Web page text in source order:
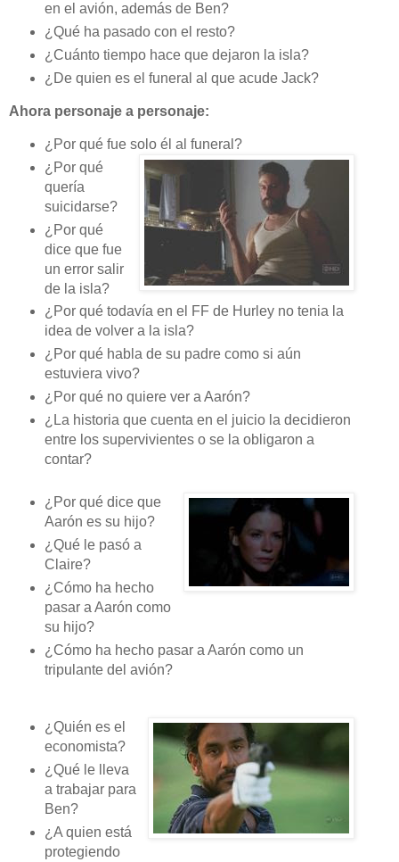
en el avión, además de Ben?
¿Qué ha pasado con el resto?
¿Cuánto tiempo hace que dejaron la isla?
¿De quien es el funeral al que acude Jack?
Ahora personaje a personaje:
¿Por qué fue solo él al funeral?
¿Por qué
quería
suicidarse?
¿Por qué
dice que fue
un error salir
de la isla?
¿Por qué todavía en el FF de Hurley no tenia la
idea de volver a la isla?
¿Por qué habla de su padre como si aún
estuviera vivo?
¿Por qué no quiere ver a Aarón?
¿La historia que cuenta en el juicio la decidieron
entre los supervivientes o se la obligaron a
contar?
¿Por qué dice que
Aarón es su hijo?
¿Qué le pasó a
Claire?
¿Cómo ha hecho
pasar a Aarón como
su hijo?
¿Cómo ha hecho pasar a Aarón como un
tripulante del avión?
¿Quién es el
economista?
¿Qué le lleva
a trabajar para
Ben?
¿A quien está
protegiendo